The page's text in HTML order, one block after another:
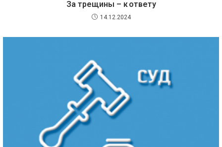
За трещины – к ответу
14.12.2024